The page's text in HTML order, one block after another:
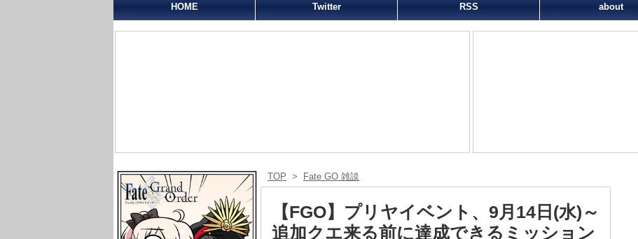
HOME
Twitter RSS about
TOP > Fate GO 雑談
【FGO】プリヤイベント、9月14日(水)～
追加クエ来る前に達成できるミッション